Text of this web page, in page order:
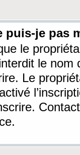
puis-je pas
le
le nom
Le